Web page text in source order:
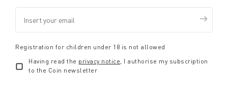
Registration for children under 18 is not allowed
Having read the privacy notice, I authorise my subscription
to the Coin newsletter